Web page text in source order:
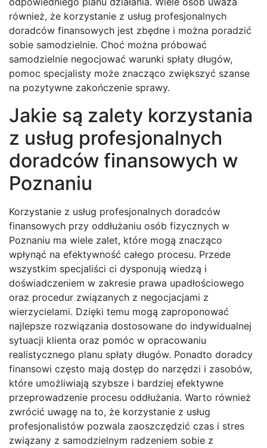
również, że korzystanie z usług profesjonalnych
doradców finansowych jest zbędne i można poradzić
sobie samodzielnie. Choć można próbować
samodzielnie negocjować warunki spłaty długów,
pomoc specjalisty może znacząco zwiększyć szanse
na pozytywne zakończenie sprawy.
Jakie są zalety korzystania
z usług profesjonalnych
doradców finansowych w
Poznaniu
Korzystanie z usług profesjonalnych doradców
finansowych przy oddłużaniu osób fizycznych w
Poznaniu ma wiele zalet, które mogą znacząco
wpłynąć na efektywność całego procesu. Przede
wszystkim specjaliści ci dysponują wiedzą i
doświadczeniem w zakresie prawa upadłościowego
oraz procedur związanych z negocjacjami z
wierzycielami. Dzięki temu mogą zaproponować
najlepsze rozwiązania dostosowane do indywidualnej
sytuacji klienta oraz pomóc w opracowaniu
realistycznego planu spłaty długów. Ponadto doradcy
finansowi często mają dostęp do narzędzi i zasobów,
które umożliwiają szybsze i bardziej efektywne
przeprowadzenie procesu oddłużania. Warto również
zwrócić uwagę na to, że korzystanie z usług
profesjonalistów pozwala zaoszczędzić czas i stres
związany z samodzielnym radzeniem sobie z